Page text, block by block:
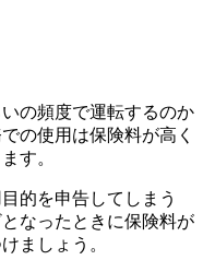
の頻度で運転するのか
の使用は保険料が高く
す。
的を申告してしまう
なったときに保険料が
ましょう。